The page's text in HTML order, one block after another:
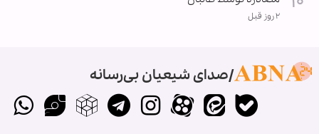
۲ روز قبل
صدای شیعیان بی‌رسانه